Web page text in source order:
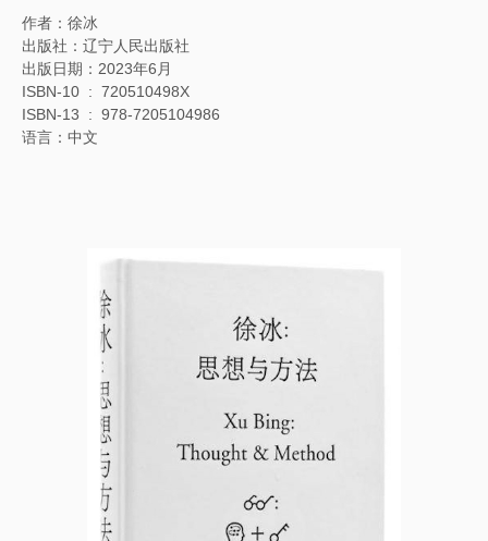
作者：徐冰
出版社：辽宁人民出版社
出版日期：2023年6月
ISBN-10 ‏ : ‎ 720510498X
ISBN-13 ‏ : ‎ 978-7205104986
语言：中文